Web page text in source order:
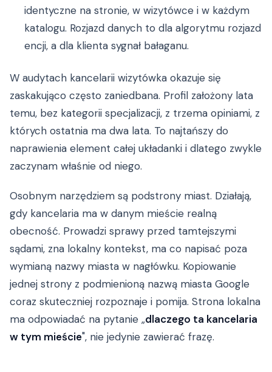
identyczne na stronie, w wizytówce i w każdym
katalogu. Rozjazd danych to dla algorytmu rozjazd
encji, a dla klienta sygnał bałaganu.
W audytach kancelarii wizytówka okazuje się
zaskakująco często zaniedbana. Profil założony lata
temu, bez kategorii specjalizacji, z trzema opiniami, z
których ostatnia ma dwa lata. To najtańszy do
naprawienia element całej układanki i dlatego zwykle
zaczynam właśnie od niego.
Osobnym narzędziem są podstrony miast. Działają,
gdy kancelaria ma w danym mieście realną
obecność. Prowadzi sprawy przed tamtejszymi
sądami, zna lokalny kontekst, ma co napisać poza
wymianą nazwy miasta w nagłówku. Kopiowanie
jednej strony z podmienioną nazwą miasta Google
coraz skuteczniej rozpoznaje i pomija. Strona lokalna
ma odpowiadać na pytanie „dlaczego ta kancelaria
w tym mieście", nie jedynie zawierać frazę.